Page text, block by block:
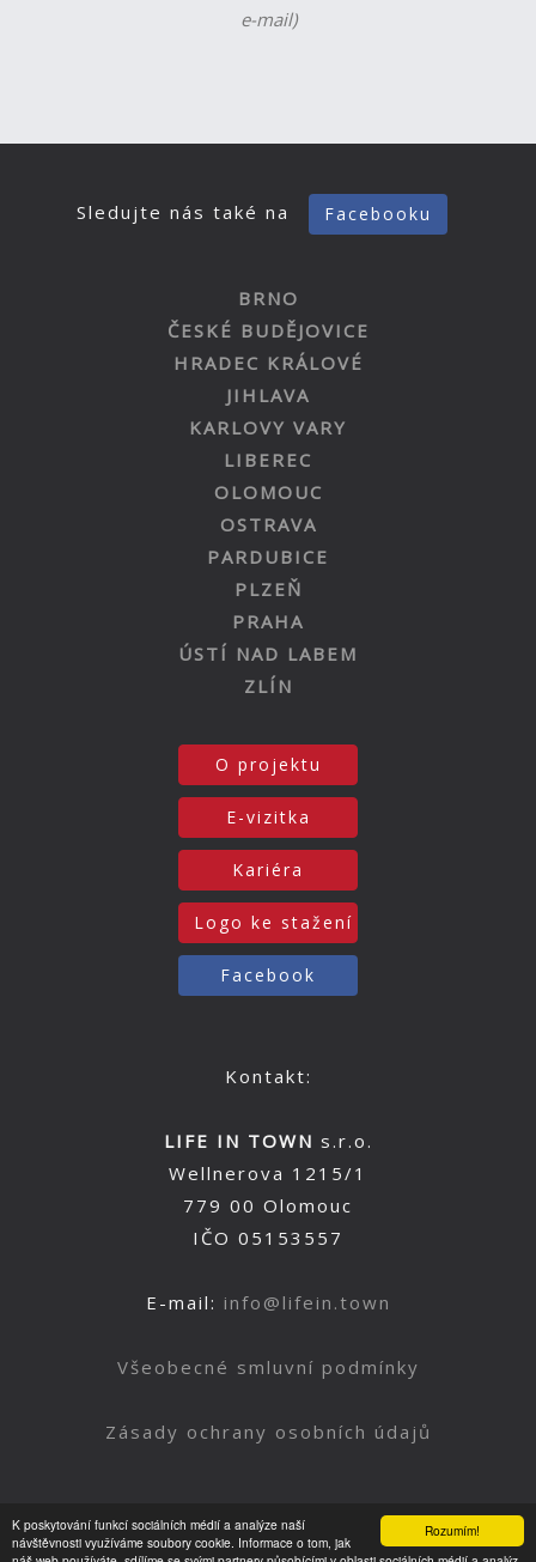
Rozumím!
K poskytování funkcí sociálních médií a analýze naší
návštěvnosti využíváme soubory cookie. Informace o tom, jak
e-mail)
Sledujte nás také na Facebooku
BRNO
ČESKÉ BUDĚJOVICE
HRADEC KRÁLOVÉ
JIHLAVA
KARLOVY VARY
LIBEREC
OLOMOUC
OSTRAVA
PARDUBICE
PLZEŇ
PRAHA
ÚSTÍ NAD LABEM
ZLÍN
O projektu
E-vizitka
Kariéra
Logo ke stažení
Facebook
Kontakt:
LIFE IN TOWN s.r.o.
Wellnerova 1215/1
779 00 Olomouc
IČO 05153557
E-mail: info@lifein.town
Všeobecné smluvní podmínky
Zásady ochrany osobních údajů
Nahoru